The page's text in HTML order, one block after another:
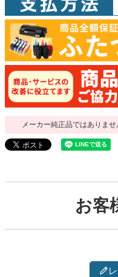
メーカー純正品ではありませ
お客